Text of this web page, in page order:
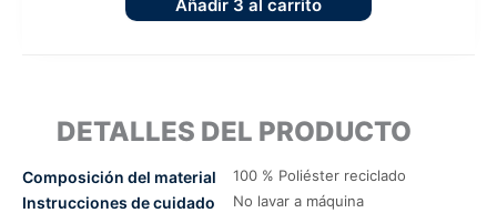
Añadir 3 al carrito
DETALLES DEL PRODUCTO
Composición del material 100 % Poliéster reciclado
Instrucciones de cuidado No lavar a máquina